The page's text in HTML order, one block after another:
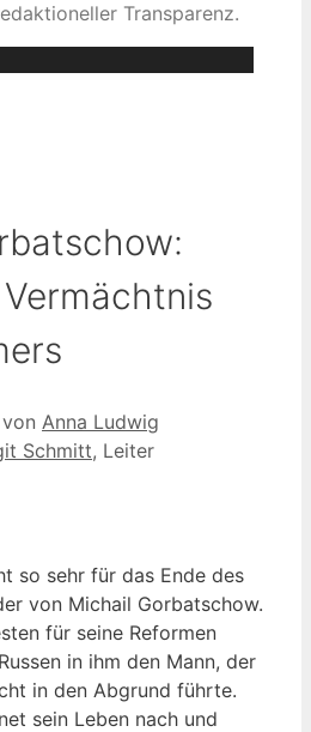
Transparenz.
von Anna Ludwig
Schmitt, Leiter
so sehr für das Ende des
von Michail Gorbatschow.
für seine Reformen
in ihm den Mann, der
in den Abgrund führte.
sein Leben nach und